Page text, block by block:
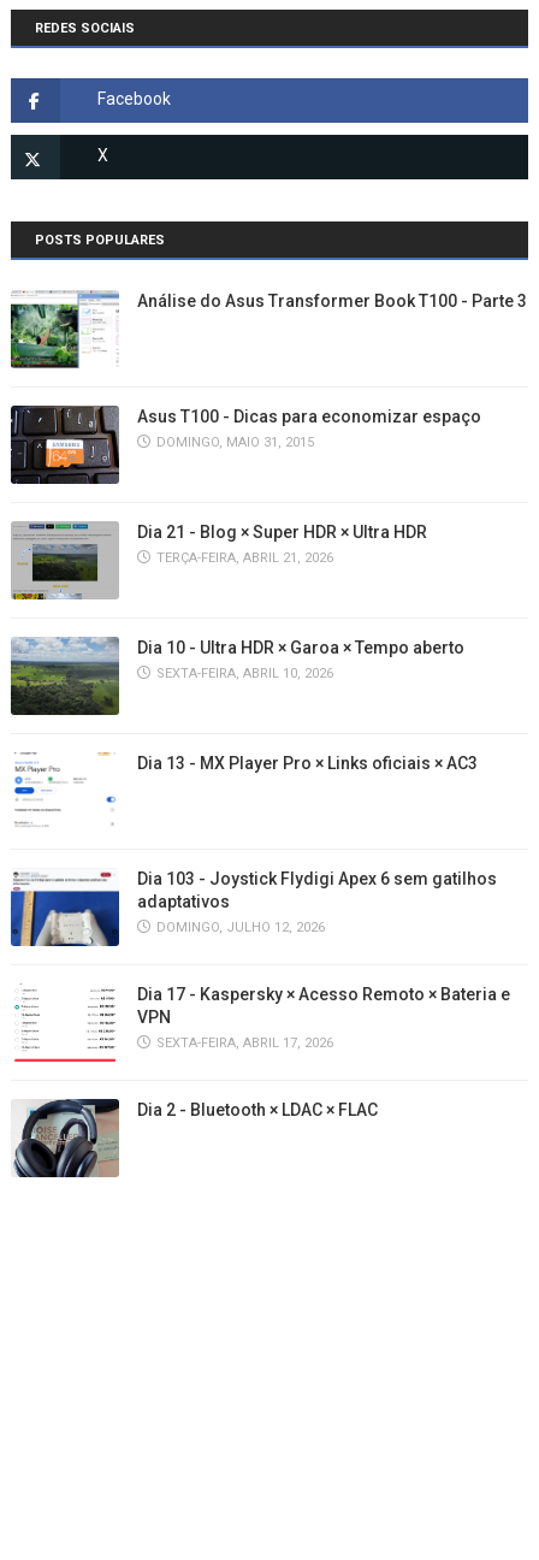
REDES SOCIAIS
POSTS POPULARES
Análise do Asus Transformer Book T100 - Parte 3
Asus T100 - Dicas para economizar espaço
DOMINGO, MAIO 31, 2015
Dia 21 - Blog × Super HDR × Ultra HDR
TERÇA-FEIRA, ABRIL 21, 2026
Dia 10 - Ultra HDR × Garoa × Tempo aberto
SEXTA-FEIRA, ABRIL 10, 2026
Dia 13 - MX Player Pro × Links oficiais × AC3
Dia 103 - Joystick Flydigi Apex 6 sem gatilhos
adaptativos
DOMINGO, JULHO 12, 2026
Dia 17 - Kaspersky × Acesso Remoto × Bateria e
VPN
SEXTA-FEIRA, ABRIL 17, 2026
Dia 2 - Bluetooth × LDAC × FLAC